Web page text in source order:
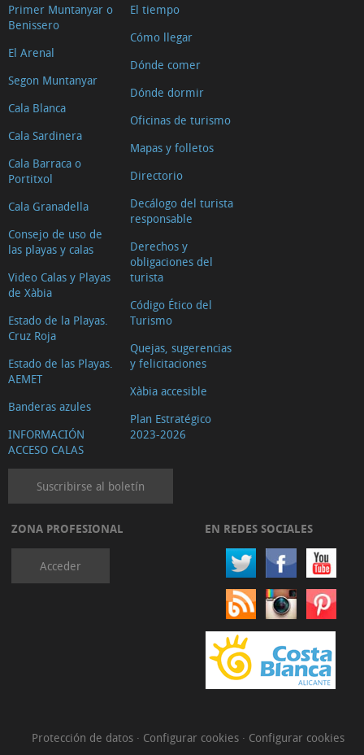
Primer Muntanyar o
Benissero
El Arenal
Segon Muntanyar
Cala Blanca
Cala Sardinera
Cala Barraca o
Portitxol
Cala Granadella
Consejo de uso de
las playas y calas
Video Calas y Playas
de Xàbia
Estado de la Playas.
Cruz Roja
Estado de las Playas.
AEMET
Banderas azules
INFORMACIÓN
ACCESO CALAS
El tiempo
Cómo llegar
Dónde comer
Dónde dormir
Oficinas de turismo
Mapas y folletos
Directorio
Decálogo del turista
responsable
Derechos y
obligaciones del
turista
Código Ético del
Turismo
Quejas, sugerencias
y felicitaciones
Xàbia accesible
Plan Estratégico
2023-2026
Suscribirse al boletín
ZONA PROFESIONAL
Acceder
EN REDES SOCIALES
Protección de datos · Configurar cookies · Configurar cookies